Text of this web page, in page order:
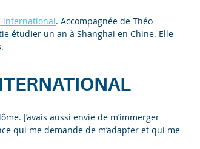
international. Accompagnée de Théo
étudier un an à Shanghai en Chine. Elle
J’avais aussi envie de m’immerger
qui me demande de m’adapter et qui me